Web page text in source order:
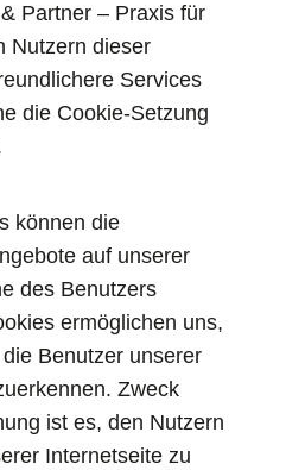
Partner – Praxis für
Nutzern dieser
Services
die Cookie-Setzung
können die
auf unserer
des Benutzers
ermöglichen uns,
Benutzer unserer
Zweck
ist es, den Nutzern
Internetseite zu